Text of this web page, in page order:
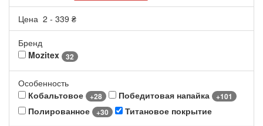
Цена 2 - 339 ₴
Бренд
Mozitex
32
Особенность
Кобальтовое
+28 Победитовая напайка +101
Полированное +30 Титановое покрытие